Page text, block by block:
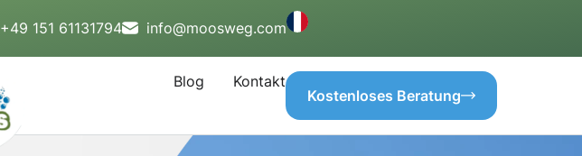
+49 151 61131794 info@moosweg.com
Blog
Kontakt
Kostenloses Beratung